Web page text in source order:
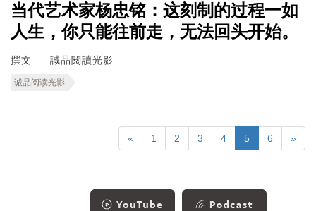
当代艺术家杨忠铭：这刻制的过程一如
人生，你只能往前走，无法回头开始。
撰文 誠品閱讀光影
诚品阅读光影
« 1 2 3 4 5 6 »